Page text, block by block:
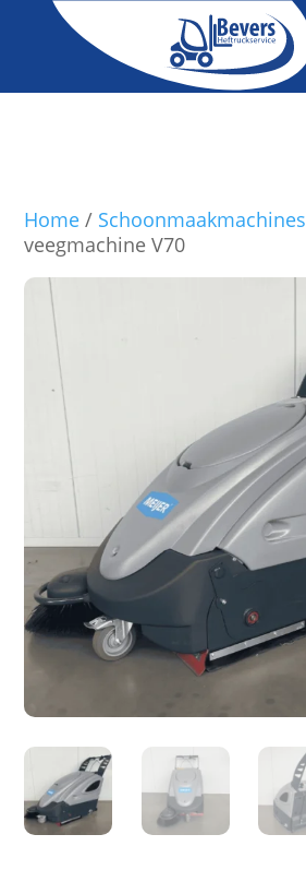
Home / Schoonmaakmachines
veegmachine V70